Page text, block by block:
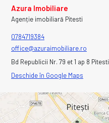
Azura Imobiliare
Agenție imobiliară Pitesti
0784719384
office@azuraimobiliare.ro
Bd Republicii Nr. 79 et 1 ap 8 Pitesti
Deschide în Google Maps